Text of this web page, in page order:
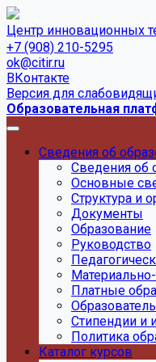
Центр инновационных
+7 (908) 210-5295
ok@citir.ru
ВКонтакте
Версия для
Образовательная
Сведения об
Сведения об
Основные
Структура и
Документы
Образование
Руководство
Платные
Стипендии и
Политика
Каталог курсов